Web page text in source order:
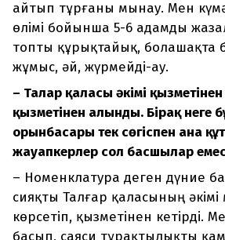
айтып тұрғаны мынау. Мен
өлімі бойынша 5-6 адамды
топты құрықтайық,
жұмыс, әй, жүрмейді-ау.
– Талғар қаласы әкімі
қызметінен алынды. Бірақ неге
орынбасары тек сөгіспен ғана
жауапкерлер сол басшылар
– Номенклатура деген дүние
сияқты Талғар қаласының
көрсетіп, қызметінен
басып, саяси тұрақтылықты